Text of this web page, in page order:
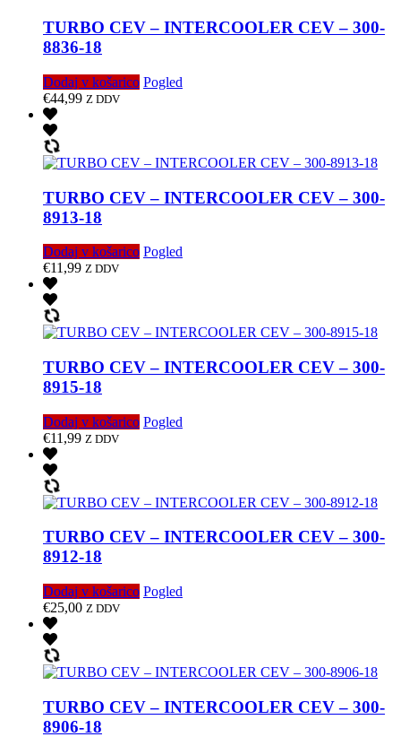
TURBO CEV – INTERCOOLER CEV – 300-
8836-18
Dodaj v košarico Pogled
€44,99 Z DDV
TURBO CEV – INTERCOOLER CEV – 300-
8913-18
Dodaj v košarico Pogled
€11,99 Z DDV
TURBO CEV – INTERCOOLER CEV – 300-
8915-18
Dodaj v košarico Pogled
€11,99 Z DDV
TURBO CEV – INTERCOOLER CEV – 300-
8912-18
Dodaj v košarico Pogled
€25,00 Z DDV
TURBO CEV – INTERCOOLER CEV – 300-
8906-18